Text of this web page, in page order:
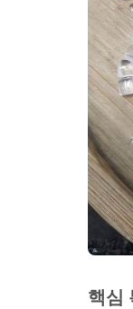
핵심